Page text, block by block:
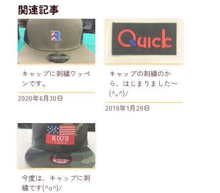
関連記事
キャップに刺繍ワッペ
ンです。
2020年6月30日
キャップの刺繍のか
ら、はじまりました〜
(^｡^)/
2019年1月29日
今度は、キャップに刺
繍です(^o^)/